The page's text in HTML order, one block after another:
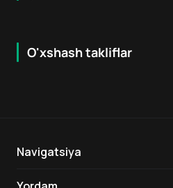
O'xshash takliflar
18 + 6.3
Navigatsiya